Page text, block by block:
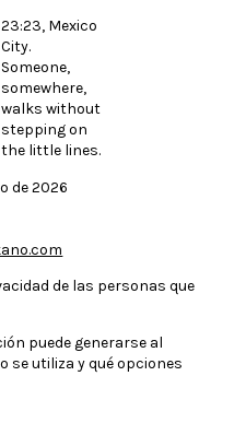
23:23, Mexico
City.
Someone,
somewhere,
walks without
stepping on
the little lines.
de 2026
de las personas que
puede generarse al
se utiliza y qué opciones